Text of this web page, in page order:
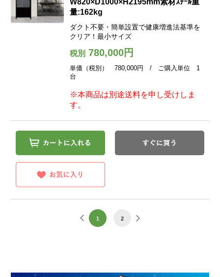
量:162kg
ダクト不要・簡単設置で健康増進法基準を
クリア！最小サイズ
税別780,000円
単価（税別） 780,000円 / ご購入単位 1
台
※本商品は別途送料を申し受けしま
す。
1 2